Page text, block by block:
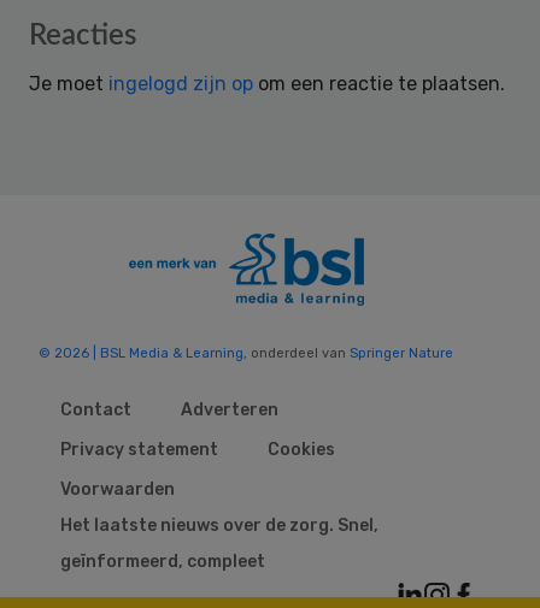
Reader
Reacties
Je moet ingelogd zijn op om een reactie te plaatsen.
© 2026 | BSL Media & Learning , onderdeel van Springer Nature
Contact
Adverteren
Privacy statement
Cookies
Voorwaarden
Het laatste nieuws over de zorg. Snel,
geïnformeerd, compleet